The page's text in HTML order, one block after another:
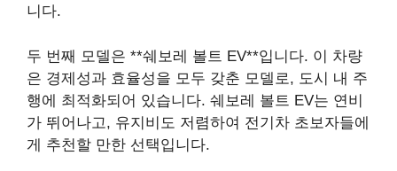
니다.
두 번째 모델은 **쉐보레 볼트 EV**입니다. 이 차량
은 경제성과 효율성을 모두 갖춘 모델로, 도시 내 주
행에 최적화되어 있습니다. 쉐보레 볼트 EV는 연비
가 뛰어나고, 유지비도 저렴하여 전기차 초보자들에
게 추천할 만한 선택입니다.